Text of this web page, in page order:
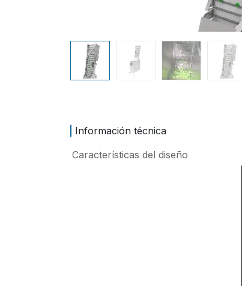
Información técnica
Características del diseño